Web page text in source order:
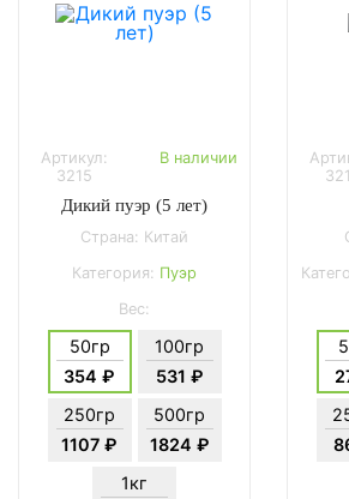
Артикул:
3215
В наличии
Дикий пуэр (5 лет)
Страна: Китай
Категория: Пуэр
Вес:
50гр
354 ₽
100гр
531 ₽
250гр
1107 ₽
500гр
1824 ₽
1кг